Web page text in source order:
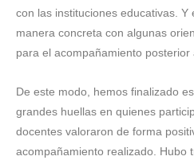
con las instituciones educativas. Y
manera concreta con algunas
para el acompañamiento posterior
De este modo, hemos finalizado
grandes huellas en quienes
docentes valoraron de forma
acompañamiento realizado. Hubo